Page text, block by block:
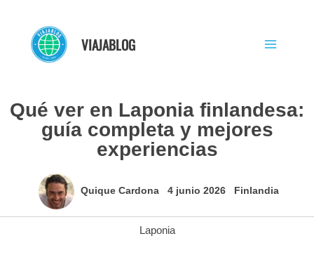
contenido
VIAJABLOG
Qué ver en Laponia finlandesa:
guía completa y mejores
experiencias
Quique Cardona 4 junio 2026 Finlandia
Laponia